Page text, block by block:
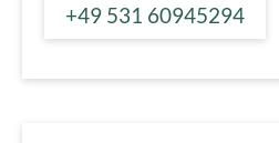
+49 531 60945294